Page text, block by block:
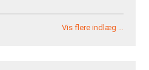
Vis flere indlæg …